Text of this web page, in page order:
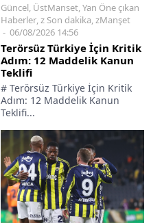
Güncel, ÜstManset,Yan Öne çıkan
Haberler,z Son dakika,zManşet
06/08/2026 14:56
Terörsüz Türkiye İçin Kritik
Adım: 12 Maddelik Kanun
Teklifi
# Terörsüz Türkiye İçin Kritik
Adım: 12 Maddelik Kanun
Teklifi...